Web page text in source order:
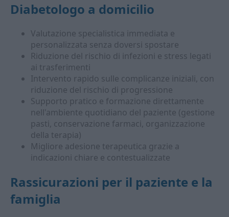
Diabetologo a domicilio
Valutazione specialistica immediata e
personalizzata senza doversi spostare
Riduzione del rischio di infezioni e stress legati
ai trasferimenti
Intervento rapido sulle complicanze iniziali, con
riduzione del rischio di progressione
Supporto pratico e formazione direttamente
nell'ambiente quotidiano del paziente (gestione
pasti, conservazione farmaci, organizzazione
della terapia)
Migliore adesione terapeutica grazie a
indicazioni chiare e contestualizzate
Rassicurazioni per il paziente e la
famiglia